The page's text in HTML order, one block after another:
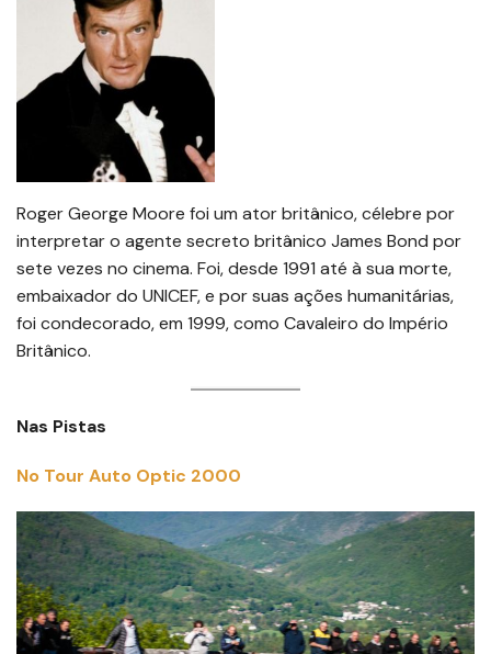
Roger George Moore foi um ator britânico, célebre por
interpretar o agente secreto britânico James Bond por
sete vezes no cinema. Foi, desde 1991 até à sua morte,
embaixador do UNICEF, e por suas ações humanitárias,
foi condecorado, em 1999, como Cavaleiro do Império
Britânico.
Nas Pistas
No Tour Auto Optic 2000